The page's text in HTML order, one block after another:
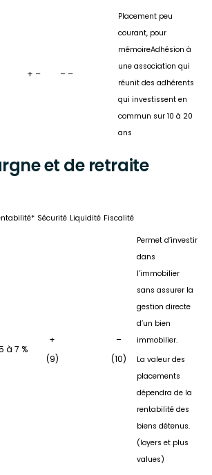
+ – – –
Placement peu
courant, pour
mémoireAdhésion à
une association qui
réunit des adhérents
qui investissent en
commun sur 10 à 20
ans
et de retraite
Sécurité Liquidité Fiscalité
à 7 %
+
(9)
–
(10)
Permet d’investir
dans
l’immobilier
sans assurer la
gestion directe
d’un bien
immobilier.
La valeur des
placements
dépendra de la
rentabilité des
biens détenus.
(loyers et plus
values)